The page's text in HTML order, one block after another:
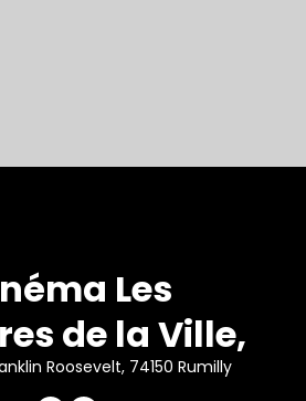
Les
de la Ville,
Roosevelt, 74150 Rumilly